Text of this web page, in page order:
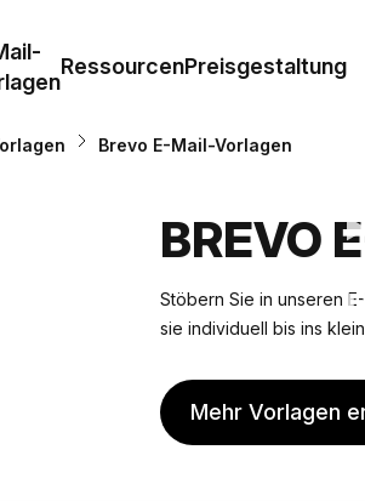
RessourcenPreisgestaltung
Brevo E-Mail-Vorlagen
BREVO
Stöbern Sie in unseren
sie individuell bis ins
Mehr Vorlagen